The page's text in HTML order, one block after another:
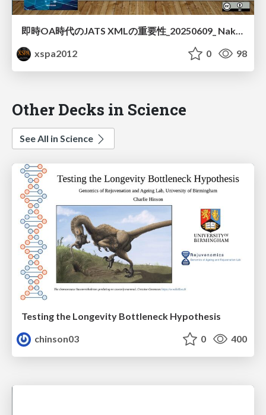
即時OA時代のJATS XMLの重要性_20250609_ Nakanishi Printing Company, Ltd.
xspa2012
0 98
Other Decks in Science
See All in Science
Testing the Longevity Bottleneck Hypothesis
chinson03
0 400